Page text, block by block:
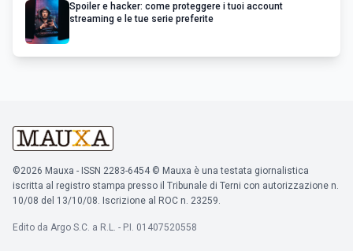
Spoiler e hacker: come proteggere i tuoi account
streaming e le tue serie preferite
©2026 Mauxa - ISSN 2283-6454 © Mauxa è una testata giornalistica
iscritta al registro stampa presso il Tribunale di Terni con autorizzazione n.
10/08 del 13/10/08. Iscrizione al ROC n. 23259.
Edito da Argo S.C. a R.L. - P.I. 01407520558